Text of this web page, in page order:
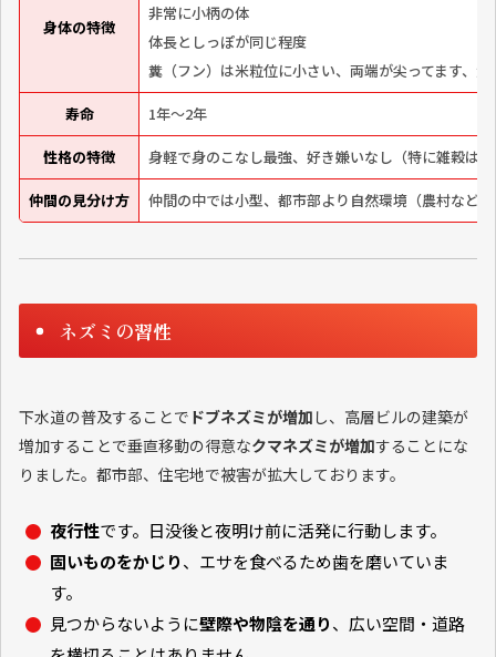
身体の特徴
非常に小柄の体
体長としっぽが同じ程度
糞（フン）は米粒位に小さい、両端が尖ってます、
寿命 1年～2年
性格の特徴 身軽で身のこなし最強、好き嫌いなし（特に雑穀は
仲間の見分け方 仲間の中では小型、都市部より自然環境（農村など
ネズミの習性
下水道の普及することで ドブネズミが増加 し、高層ビルの建築が
増加することで垂直移動の得意なクマネズミが増加することにな
りました。都市部、住宅地で被害が拡大しております。
夜行性です。日没後と夜明け前に活発に行動します。
固いものをかじり、エサを食べるため歯を磨いていま
す。
見つからないように壁際や物陰を通り、広い空間・道路